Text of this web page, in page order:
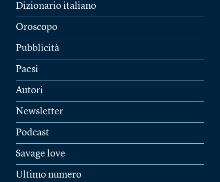
Dizionario italiano
Oroscopo
Pubblicità
Paesi
Autori
Newsletter
Podcast
Savage love
Ultimo numero